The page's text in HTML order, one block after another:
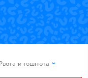
Рвота и тошнота